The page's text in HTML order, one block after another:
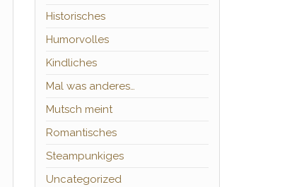
Historisches
Humorvolles
Kindliches
Mal was anderes…
Mutsch meint
Romantisches
Steampunkiges
Uncategorized